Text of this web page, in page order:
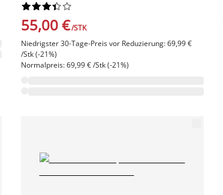






55,00 €/STK
Niedrigster 30-Tage-Preis vor Reduzierung: 69,99 €
/Stk (-21%)
Normalpreis: 69,99 € /Stk (-21%)